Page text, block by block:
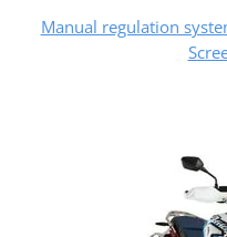
Manual regulation